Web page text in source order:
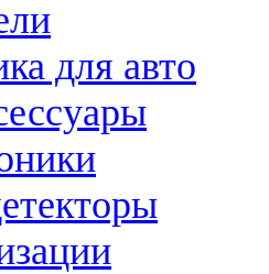
для авто